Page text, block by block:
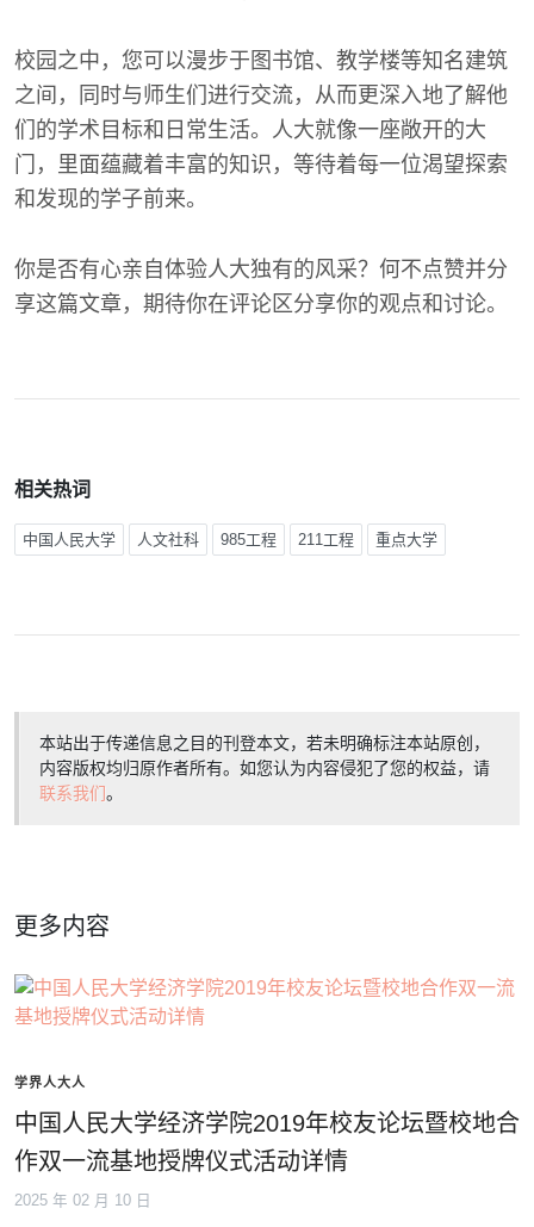
校园之中，您可以漫步于图书馆、教学楼等知名建筑
之间，同时与师生们进行交流，从而更深入地了解他
们的学术目标和日常生活。人大就像一座敞开的大
门，里面蕴藏着丰富的知识，等待着每一位渴望探索
和发现的学子前来。
你是否有心亲自体验人大独有的风采？何不点赞并分
享这篇文章，期待你在评论区分享你的观点和讨论。
相关热词
中国人民大学 人文社科 985工程 211工程 重点大学
本站出于传递信息之目的刊登本文，若未明确标注本站原创，
内容版权均归原作者所有。如您认为内容侵犯了您的权益，请
联系我们。
更多内容
学界人大人
中国人民大学经济学院2019年校友论坛暨校地合
作双一流基地授牌仪式活动详情
2025 年 02 月 10 日